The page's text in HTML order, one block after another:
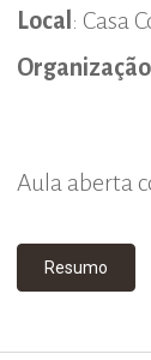
Local : Casa
Organização
Aula aberta
Resumo